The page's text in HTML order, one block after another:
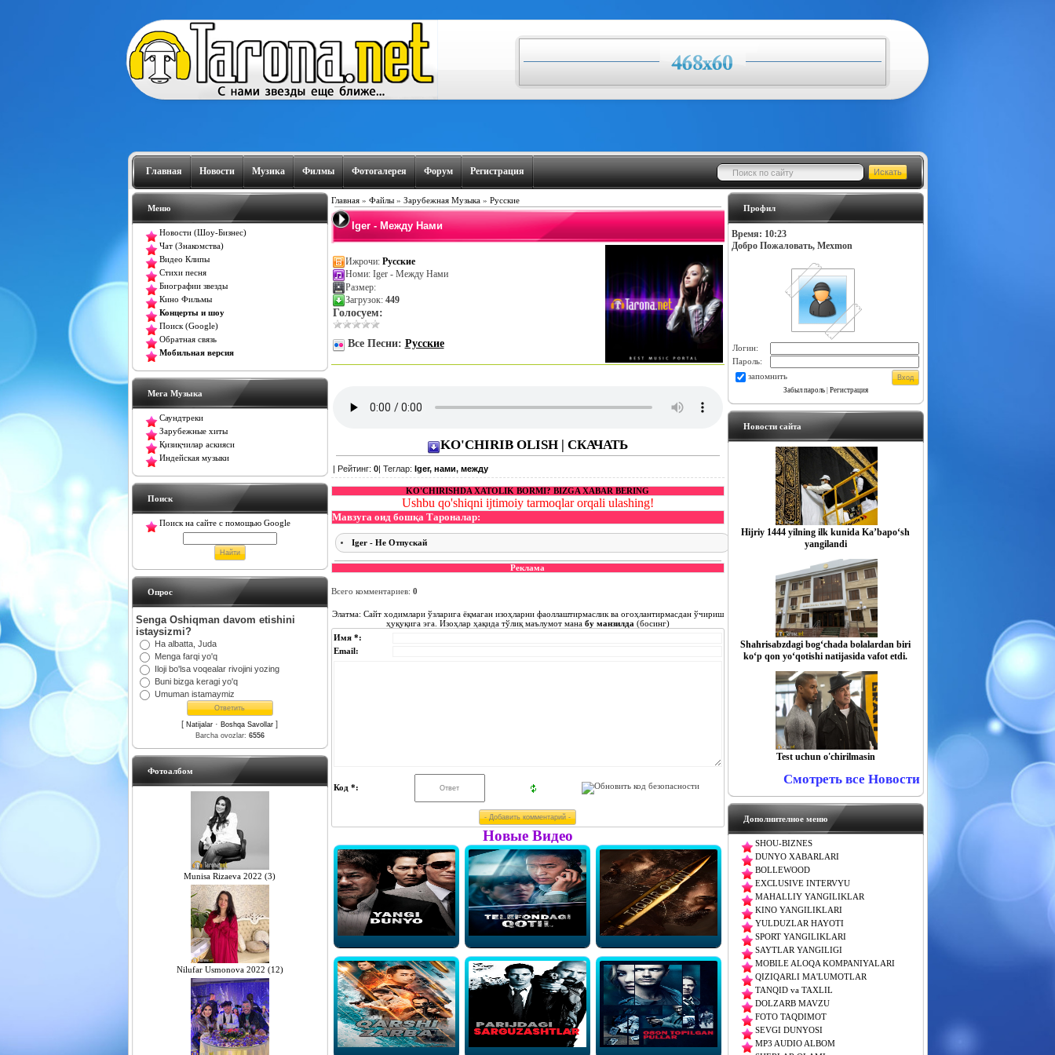
Главная Новости Музика Филмы Фотогалерея Форум Регистрация
Меню
Новости (Шоу-Бизнес)
Чат (Знакомства)
Видео Клипы
Стихи песня
Биографии звезды
Кино Фильмы
Концерты и шоу
Поиск (Google)
Обратная связь
Мобильная версия
Мега Музыка
Саундтреки
Зарубежные хиты
Қизиқчилар аскияси
Индейская музыки
Поиск
Поиск на сайте с помощью Google
Oпрос
Senga Oshiqman davom etishini
istaysizmi?
Ha albatta, Juda
Menga farqi yo'q
Iloji bo'lsa voqealar rivojini yozing
Buni bizga keragi yo'q
Umuman istamaymiz
[ Natijalar · Boshqa Savollar ]
Barcha ovozlar: 6556
Фотоалбом
Munisa Rizaeva 2022 (3)
Nilufar Usmonova 2022 (12)
Главная» Файлы» Зарубежная Музыка» Русские
Iger - Между Нами
Ижрочи: Русские
Номи: Iger - Между Нами
Размер:
Загрузок: 449
Голосуем:
Все Песни: Русские
KO'CHIRIB OLISH | СКАЧАТЬ
| Рейтинг: 0| Теглар: Iger, нами, между
KO'CHIRISHDA XATOLIK BORMI? BIZGA XABAR BERING
Ushbu qo'shiqni ijtimoiy tarmoqlar orqali ulashing!
Мавзуга оид бошқа Тароналар:
Iger - Не Отпускай
Реклама
Всего комментариев: 0
Элатма: Сайт ходимлари ўзларига ёқмаган изоҳларни фаоллаштирмаслик ва огоҳлантирмасдан ўчириш
ҳуқуқига эга. Изоҳлар ҳақида тўлиқ маълумот манабу манзилда (босинг)
Имя *:
Email:
Код *:
Новые Видео
Профил
Время: 10:23
Добро Пожаловать, Mexmon
Логин:
Пароль:
запомнить
Забыл пароль| Регистрация
Новости сайта
Hijriy 1444 yilning ilk kunida Ka’bapo‘sh
yangilandi
Shahrisabzdagi bog‘chada bolalardan biri
ko‘p qon yo‘qotishi natijasida vafot etdi.
Test uchun o'chirilmasin
Смотреть все Новости
Дополнителное меню
SHOU-BIZNES
DUNYO XABARLARI
BOLLEWOOD
EXCLUSIVE INTERVYU
MAHALLIY YANGILIKLAR
KINO YANGILIKLARI
YULDUZLAR HAYOTI
SPORT YANGILIKLARI
SAYTLAR YANGILIGI
MOBILE ALOQA KOMPANIYALARI
QIZIQARLI MA'LUMOTLAR
TANQID va TAXLIL
DOLZARB MAVZU
FOTO TAQDIMOT
SEVGI DUNYOSI
MP3 AUDIO ALBOM